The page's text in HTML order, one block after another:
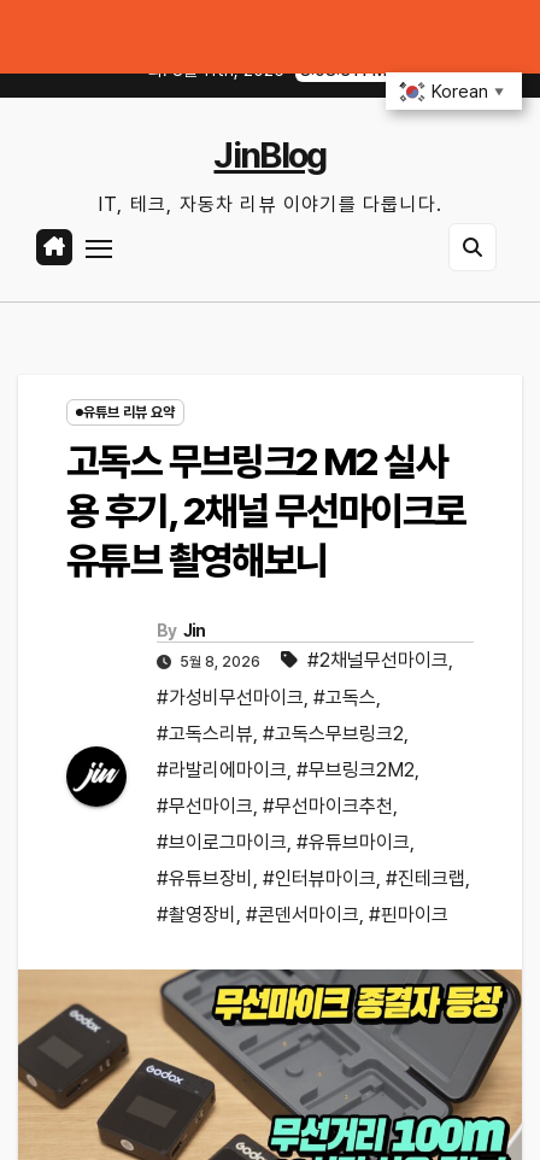
화. 8월 11th, 2026 8:08:32 PM
JinBlog
IT, 테크, 자동차 리뷰 이야기를 다룹니다.
유튜브 리뷰 요약
고독스 무브링크2 M2 실사
용 후기, 2채널 무선마이크로
유튜브 촬영해보니
By Jin
5월 8, 2026 #2채널무선마이크,
#가성비무선마이크, #고독스,
#고독스리뷰, #고독스무브링크2,
#라발리에마이크, #무브링크2M2,
#무선마이크, #무선마이크추천,
#브이로그마이크, #유튜브마이크,
#유튜브장비 , #인터뷰마이크, #진테크랩,
#촬영장비 , #콘덴서마이크, #핀마이크
Korean ▼